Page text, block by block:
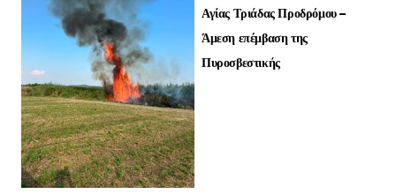
Αγίας Τριάδας Προδρόμου –
Άμεση επέμβαση της
Πυροσβεστικής